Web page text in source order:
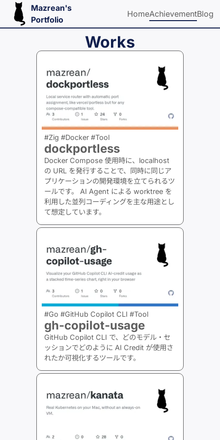
Mazrean's
Portfolio
HomeAchievementBlog
Works
#Zig #Docker #Tool
dockportless
Docker Compose 使用時に、localhost
の URL を発行することで、同時に同じア
プリケーションの開発環境を立てられるツ
ールです。 AI Agent による worktree を
利用した並列コーディングを主な用途とし
て想定しています。
#Go #GitHub Copilot CLI #Tool
gh-copilot-usage
GitHub Copilot CLI で、どのモデル・セ
ッションでどのように AI Credit が使用さ
れたか可視化するツールです。